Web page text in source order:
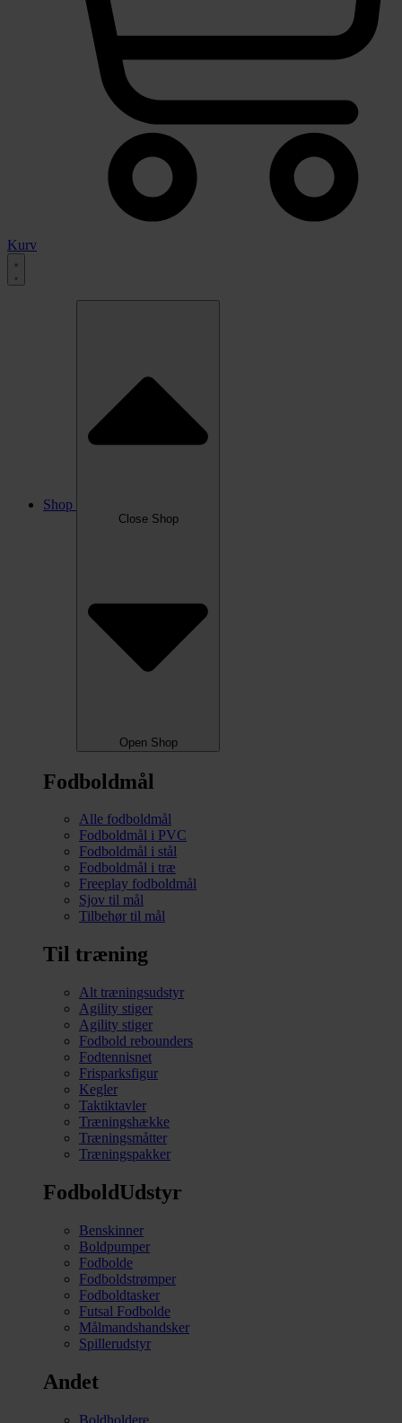
Kurv
Shop
Close Shop
Open Shop
Fodboldmål
Alle fodboldmål
Fodboldmål i PVC
Fodboldmål i stål
Fodboldmål i træ
Freeplay fodboldmål
Sjov til mål
Tilbehør til mål
Til træning
Alt træningsudstyr
Agility stiger
Agility stiger
Fodbold rebounders
Fodtennisnet
Frisparksfigur
Kegler
Taktiktavler
Træningshække
Træningsmåtter
Træningspakker
FodboldUdstyr
Benskinner
Boldpumper
Fodbolde
Fodboldstrømper
Fodboldtasker
Futsal Fodbolde
Målmandshandsker
Spillerudstyr
Andet
Boldholdere